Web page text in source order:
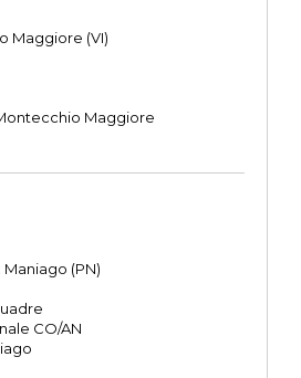
Maggiore (VI)
Maggiore
Maniago (PN)
CO/AN